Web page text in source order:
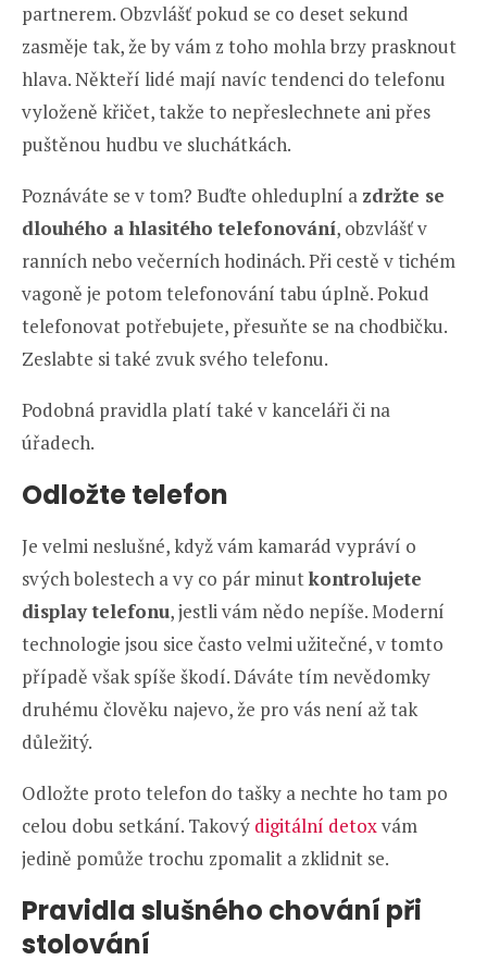
partnerem. Obzvlášť pokud se co deset sekund
zasměje tak, že by vám z toho mohla brzy prasknout
hlava. Někteří lidé mají navíc tendenci do telefonu
vyloženě křičet, takže to nepřeslechnete ani přes
puštěnou hudbu ve sluchátkách.
Poznáváte se v tom? Buďte ohleduplní a zdržte se
dlouhého a hlasitého telefonování, obzvlášť v
ranních nebo večerních hodinách. Při cestě v tichém
vagoně je potom telefonování tabu úplně. Pokud
telefonovat potřebujete, přesuňte se na chodbičku.
Zeslabte si také zvuk svého telefonu.
Podobná pravidla platí také v kanceláři či na
úřadech.
Odložte telefon
Je velmi neslušné, když vám kamarád vypráví o
svých bolestech a vy co pár minutkontrolujete
display telefonu, jestli vám nědo nepíše. Moderní
technologie jsou sice často velmi užitečné, v tomto
případě však spíše škodí. Dáváte tím nevědomky
druhému člověku najevo, že pro vás není až tak
důležitý.
Odložte proto telefon do tašky a nechte ho tam po
celou dobu setkání. Takový digitální detoxvám
jedině pomůže trochu zpomalit a zklidnit se.
Pravidla slušného chování při
stolování